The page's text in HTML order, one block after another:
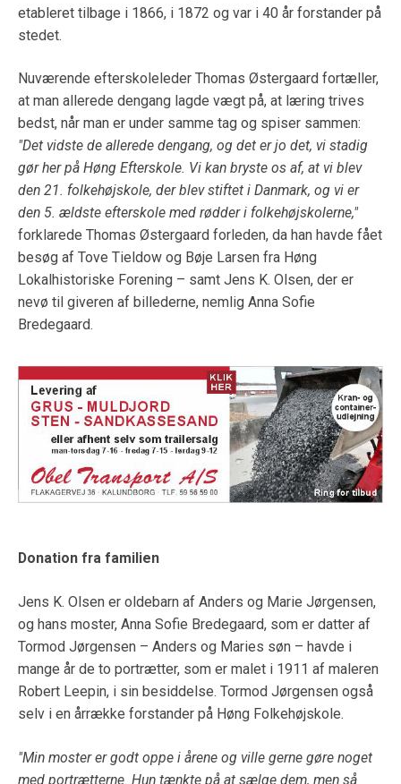
etableret tilbage i 1866, i 1872 og var i 40 år forstander på
stedet.
Nuværende efterskoleleder Thomas Østergaard fortæller,
at man allerede dengang lagde vægt på, at læring trives
bedst, når man er under samme tag og spiser sammen:
"Det vidste de allerede dengang, og det er jo det, vi stadig
gør her på Høng Efterskole. Vi kan bryste os af, at vi blev
den 21. folkehøjskole, der blev stiftet i Danmark, og vi er
den 5. ældste efterskole med rødder i folkehøjskolerne,"
forklarede Thomas Østergaard forleden, da han havde fået
besøg af Tove Tieldow og Bøje Larsen fra Høng
Lokalhistoriske Forening – samt Jens K. Olsen, der er
nevø til giveren af billederne, nemlig Anna Sofie
Bredegaard.
Donation fra familien
Jens K. Olsen er oldebarn af Anders og Marie Jørgensen,
og hans moster, Anna Sofie Bredegaard, som er datter af
Tormod Jørgensen – Anders og Maries søn – havde i
mange år de to portrætter, som er malet i 1911 af maleren
Robert Leepin, i sin besiddelse. Tormod Jørgensen også
selv i en årrække forstander på Høng Folkehøjskole.
"Min moster er godt oppe i årene og ville gerne gøre noget
med portrætterne. Hun tænkte på at sælge dem, men så